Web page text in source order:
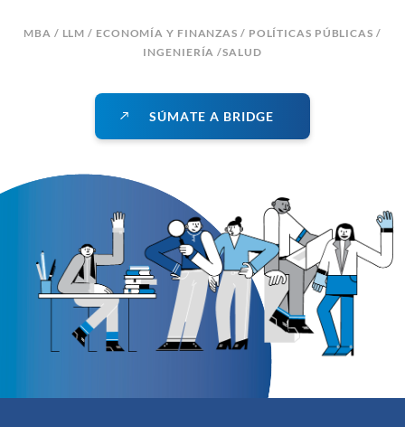
MBA / LLM / ECONOMÍA Y FINANZAS / POLÍTICAS PÚBLICAS /
INGENIERÍA /SALUD
SÚMATE A BRIDGE